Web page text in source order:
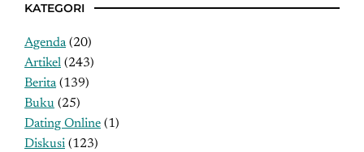
KATEGORI
Agenda(20)
Artikel (243)
Berita(139)
Buku (25)
Dating Online (1)
Diskusi (123)